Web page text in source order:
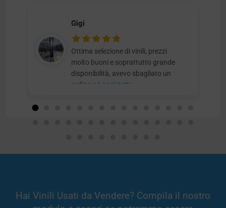
Gigi
Ottima selezione di vinili, prezzi
molto buoni e soprattutto grande
disponibilità, avevo sbagliato un
ordine e Leggi tutto
Hai Vinili Usati da Vendere? Compila il nostro